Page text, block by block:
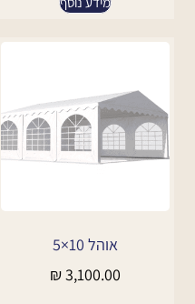
אוהל 10×5
₪3,100.00